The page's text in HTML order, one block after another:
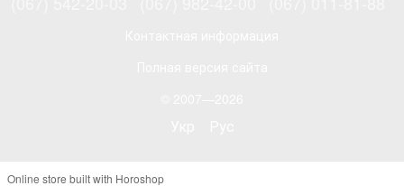
Online store built with Horoshop